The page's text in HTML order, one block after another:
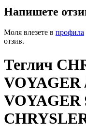
Напишете
Моля влезете в профила
отзив.
Теглич
VOYAGER
VOYAGER